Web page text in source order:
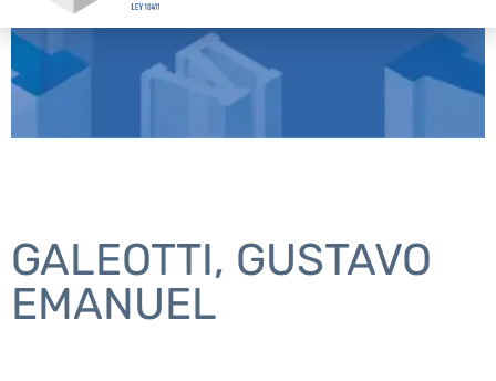
GALEOTTI, GUSTAVO
EMANUEL